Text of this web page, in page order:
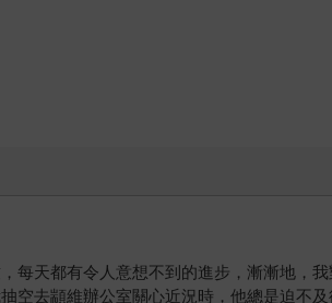
每天都有令人意想不到的進步，漸漸地，
空去顓維辦公室關心近況時，他總是迫不